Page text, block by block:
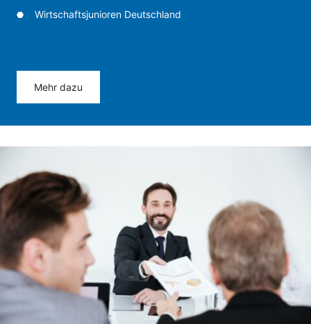
Wirtschaftsjunioren Deutschland
Mehr dazu